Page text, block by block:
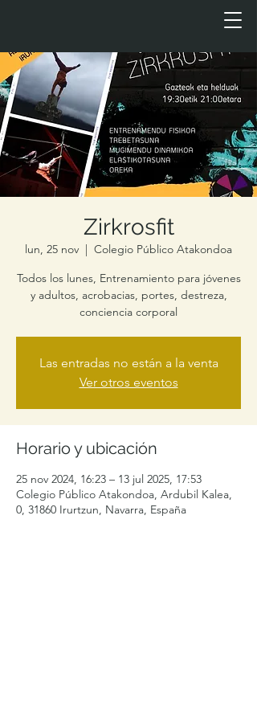
Zirkrosfit
lun, 25 nov
  |
Colegio Público Atakondoa
Todos los lunes, Entrenamiento para jóvenes
y adultos, acrobacias, portes, destreza,
conciencia corporal
Las entradas no están a la venta
Ver otros eventos
Horario y ubicación
25 nov 2024, 16:23 – 13 jul 2025, 17:53
Colegio Público Atakondoa, Ardubil Kalea,
0, 31860 Irurtzun, Navarra, España